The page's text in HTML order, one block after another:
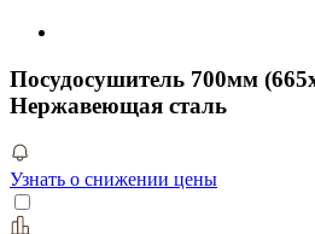
Посудосушитель 700мм
Нержавеющая сталь
Узнать о снижении цены